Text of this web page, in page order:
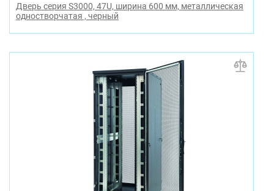
Дверь серия S3000, 47U, ширина 600 мм, металлическая
одностворчатая , черный